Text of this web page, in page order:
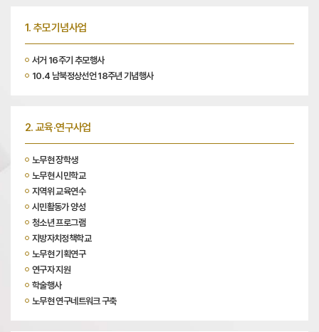
1. 추모기념사업
서거 16주기 추모행사
10.4 남북정상선언 18주년 기념행사
2. 교육·연구사업
노무현 장학생
노무현 시민학교
지역위 교육연수
시민활동가 양성
청소년 프로그램
지방자치정책학교
노무현 기획연구
연구자 지원
학술행사
노무현 연구네트워크 구축